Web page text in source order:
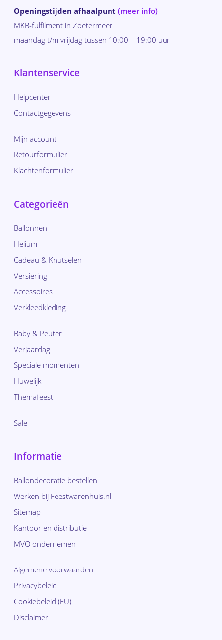
Openingstijden afhaalpunt (meer info)
MKB-fulfilment in Zoetermeer
maandag t/m vrijdag tussen 10:00 – 19:00 uur
Klantenservice
Helpcenter
Contactgegevens
Mijn account
Retourformulier
Klachtenformulier
Categorieën
Ballonnen
Helium
Cadeau & Knutselen
Versiering
Accessoires
Verkleedkleding
Baby & Peuter
Verjaardag
Speciale momenten
Huwelijk
Themafeest
Sale
Informatie
Ballondecoratie bestellen
Werken bij Feestwarenhuis.nl
Sitemap
Kantoor en distributie
MVO ondernemen
Algemene voorwaarden
Privacybeleid
Cookiebeleid (EU)
Disclaimer